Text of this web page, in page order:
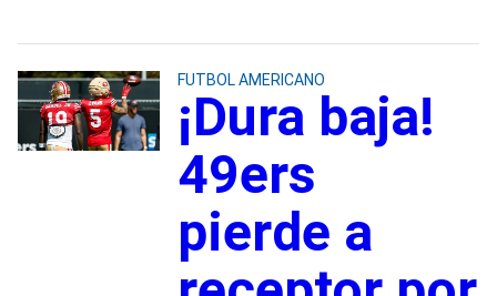
FUTBOL AMERICANO
¡Dura baja!
49ers
pierde a